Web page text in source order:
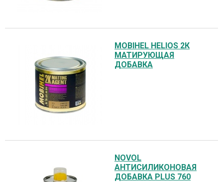
MOBIHEL HELIOS 2К
МАТИРУЮЩАЯ
ДОБАВКА
NOVOL
АНТИСИЛИКОНОВАЯ
ДОБАВКА PLUS 760